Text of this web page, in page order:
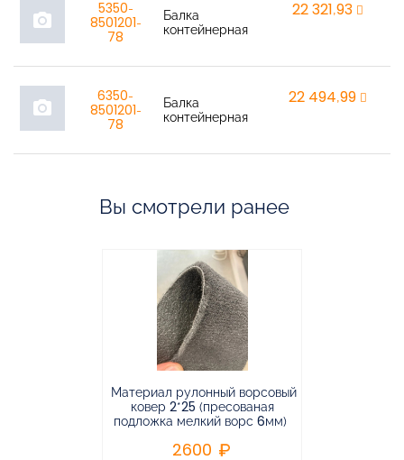
photo_camera
5350-
8501201-
78
Балка
контейнерная
22 321,93
photo_camera
6350-
8501201-
78
Балка
контейнерная
22 494,99
Вы смотрели ранее
Материал рулонный ворсовый
ковер 2*25 (пресованая
подложка мелкий ворс 6мм)
2600